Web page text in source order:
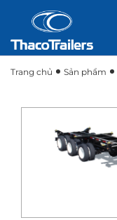
Trang chủ Sản phẩm